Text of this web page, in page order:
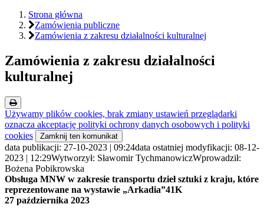
Jesteś
tutaj:
Strona główna
Zamówienia publiczne
Zamówienia z zakresu działalności kulturalnej
Zamówienia z zakresu działalności
kulturalnej
Używamy plików cookies, brak zmiany ustawień przeglądarki
oznacza akceptację polityki ochrony danych osobowych i polityki
cookies
Zamknij ten komunikat
data publikacji: 27-10-2023 | 09:24data ostatniej modyfikacji: 08-12-
2023 | 12:29Wytworzył: Sławomir TychmanowiczWprowadził:
Bożena Pobikrowska
Obsługa MNW w zakresie transportu dzieł sztuki z kraju, które
reprezentowane na wystawie „Arkadia”41K
27 października 2023